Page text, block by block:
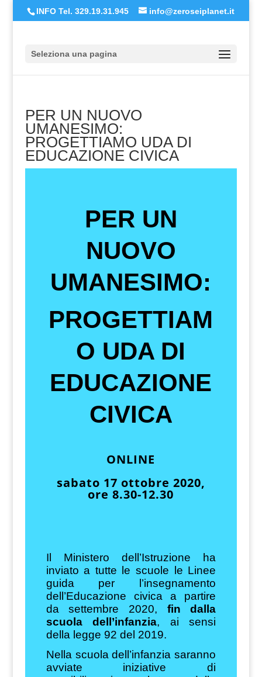
INFO Tel. 329.19.31.945 info@zeroseiplanet.it
Seleziona una pagina
PER UN NUOVO
UMANESIMO:
PROGETTIAMO UDA DI
EDUCAZIONE CIVICA
PER UN
NUOVO
UMANESIMO:
PROGETTIAM
O UDA DI
EDUCAZIONE
CIVICA
ONLINE
sabato 17 ottobre 2020,
ore 8.30-12.30
Il Ministero dell’Istruzione ha
inviato a tutte le scuole le Linee
guida per l’insegnamento
dell’Educazione civica a partire
da settembre 2020, fin dalla
scuola dell’infanzia, ai sensi
della legge 92 del 2019.
Nella scuola dell’infanzia saranno
avviate iniziative di